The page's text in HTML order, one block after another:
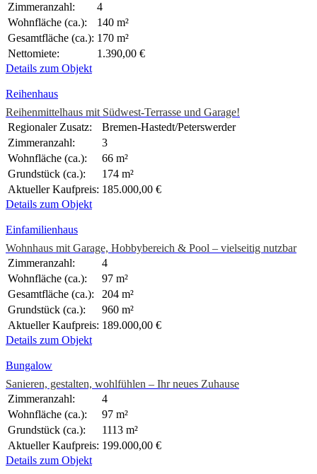
Zimmeranzahl:
4
Wohnfläche (ca.):
140 m²
Gesamtfläche (ca.): 170 m²
Nettomiete:
1.390,00 €
Details zum Objekt
Reihenhaus
Reihenmittelhaus mit Südwest-Terrasse und Garage!
Regionaler Zusatz:
Bremen-Hastedt/Peterswerder
Zimmeranzahl:
3
Wohnfläche (ca.):
66 m²
Grundstück (ca.):
174 m²
Aktueller Kaufpreis: 185.000,00 €
Details zum Objekt
Einfamilienhaus
Wohnhaus mit Garage, Hobbybereich & Pool – vielseitig nutzbar
Zimmeranzahl:
4
Wohnfläche (ca.):
97 m²
Gesamtfläche (ca.):
204 m²
Grundstück (ca.):
960 m²
Aktueller Kaufpreis: 189.000,00 €
Details zum Objekt
Bungalow
Sanieren, gestalten, wohlfühlen – Ihr neues Zuhause
Zimmeranzahl:
4
Wohnfläche (ca.):
97 m²
Grundstück (ca.):
1113 m²
Aktueller Kaufpreis: 199.000,00 €
Details zum Objekt